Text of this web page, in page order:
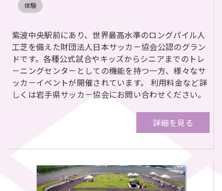
体験
紫波中央駅前にあり、世界最高水準のロングパイル人
工芝を備えた財団法人日本サッカ－協会公認のグラン
ドです。各種公式試合やキッズからシニアまでのトレ
－ニングセンタ－としての機能を持つ一方、様々なサ
ッカ－イベントが開催されています。 利用料金など詳
しくは岩手県サッカ－協会にお問い合わせください。
詳細を見る